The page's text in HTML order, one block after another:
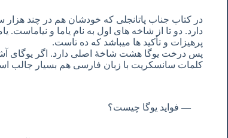
در کتاب جناب پاتانجلی که خودشان هم در چند
دارد. دو تا از شاخه های اول به نام یاما و نیاماست.
پرهیزات و تأکید ها میباشد که ده تاست.
پس درخت یوگا هشت شاخۀ اصلی دارد. اگر یوگای
کلمات سانسکریت با زبان فارسی هم بسیار جالب
فواید یوگا چیست؟